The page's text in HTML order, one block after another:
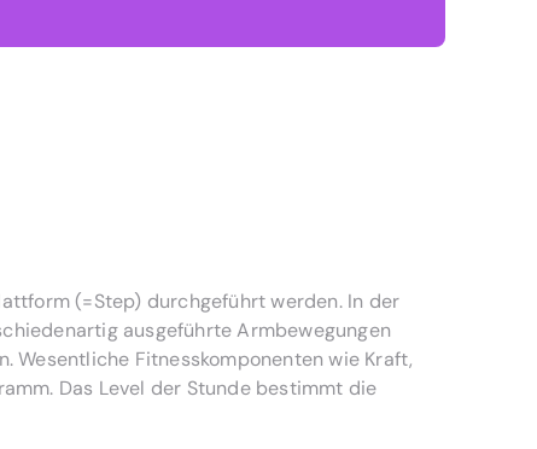
(=Step) durchgeführt werden. In der
ausgeführte Armbewegungen
Wesentliche Fitnesskomponenten wie Kraft,
Das Level der Stunde bestimmt die